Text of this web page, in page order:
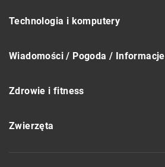
Technologia i komputery
Wiadomości / Pogoda / Informacje
Zdrowie i fitness
Zwierzęta